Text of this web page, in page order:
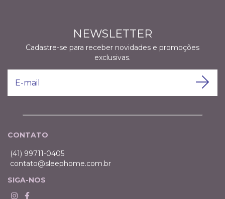
NEWSLETTER
Cadastre-se para receber novidades e promoções
exclusivas.
CONTATO
(41) 99711-0405
contato@sleephome.com.br
SIGA-NOS